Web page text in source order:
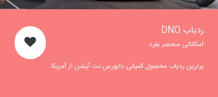
ردیاب DNO
امکاناتی منحصر بفرد
برترین ردیاب محصول کمپانی دایورس نت آپشن از آمریکا